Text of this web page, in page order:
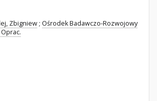
Zbigniew ; Ośrodek Badawczo-Rozwojowy